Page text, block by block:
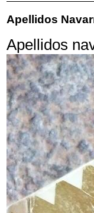
Apellidos
Apellidos